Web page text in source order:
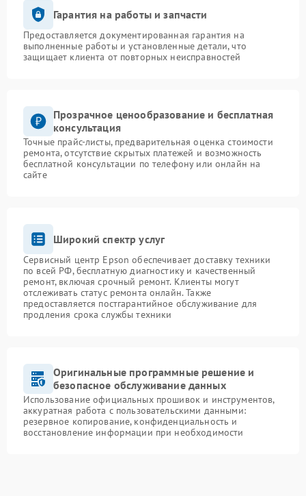
Гарантия на работы и запчасти
Предоставляется документированная гарантия на
выполненные работы и установленные детали, что
защищает клиента от повторных неисправностей
Прозрачное ценообразование и бесплатная
консультация
Точные прайс-листы, предварительная оценка стоимости
ремонта, отсутствие скрытых платежей и возможность
бесплатной консультации по телефону или онлайн на
сайте
Широкий спектр услуг
Сервисный центр Epson обеспечивает доставку техники
по всей РФ, бесплатную диагностику и качественный
ремонт, включая срочный ремонт. Клиенты могут
отслеживать статус ремонта онлайн. Также
предоставляется постгарантийное обслуживание для
продления срока службы техники
Оригинальные программные решение и
безопасное обслуживание данных
Использование официальных прошивок и инструментов,
аккуратная работа с пользовательскими данными:
резервное копирование, конфиденциальность и
восстановление информации при необходимости